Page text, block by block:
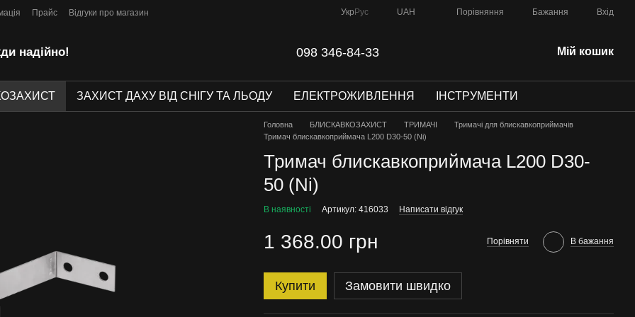
Прайс
Відгуки про магазин
Укр Рус UAH Порівняння Бажання Вхід
надійно! 098 346-84-33 Мій кошик
ЗАХИСТ ДАХУ ВІД СНІГУ ТА ЛЬОДУ ЕЛЕКТРОЖИВЛЕННЯ ІНСТРУМЕНТИ
Головна БЛИСКАВКОЗАХИСТ ТРИМАЧІ
Тримачі для блискавкоприймачів
Тримач блискавкоприймача L200 D30-50 (Ni)
Тримач блискавкоприймача L200 D30-
50 (Ni)
В наявності Артикул: 416033 Написати відгук
1 368.00 грн Порівняти В бажання
Купити Замовити швидко